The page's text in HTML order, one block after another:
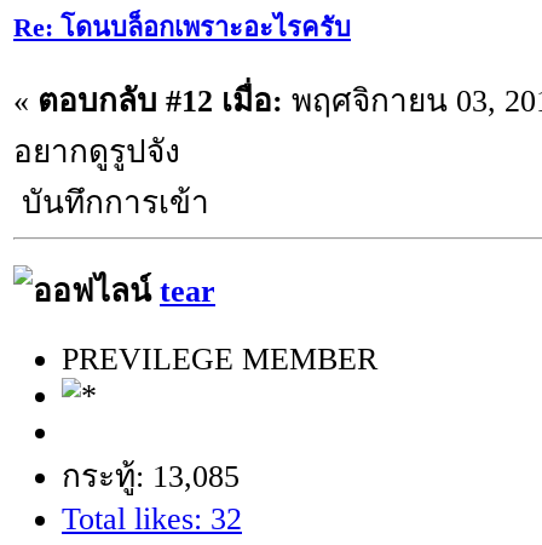
Re: โดนบล็อกเพราะอะไรครับ
« ตอบกลับ #12 เมื่อ: พฤศจิกายน 03,
อยากดูรูปจัง
บันทึกการเข้า
tear
PREVILEGE MEMBER
กระทู้: 13,085
Total likes: 32